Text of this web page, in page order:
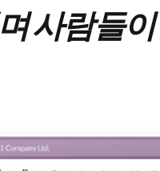
사람들